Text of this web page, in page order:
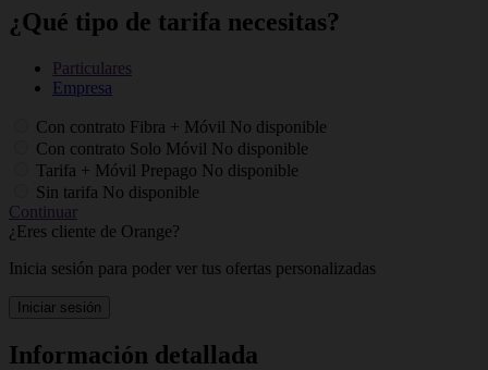
¿Qué tipo de tarifa necesitas?
Particulares
Empresa
Con contrato Fibra + Móvil No disponible
Con contrato Solo Móvil No disponible
Tarifa + Móvil Prepago No disponible
Sin tarifa No disponible
Continuar
¿Eres cliente de Orange?
Inicia sesión para poder ver tus ofertas personalizadas
Iniciar sesión
Información detallada